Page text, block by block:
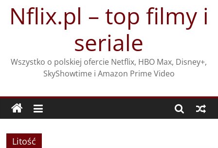
treściNflix.pl – top filmy i
seriale
Wszystko o polskiej ofercie Netflix, HBO Max, Disney+,
SkyShowtime i Amazon Prime Video
Litość